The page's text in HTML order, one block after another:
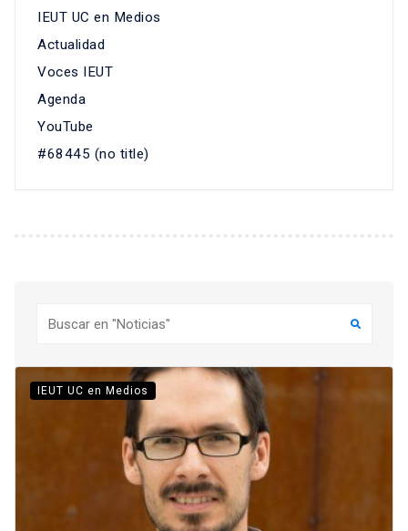
IEUT UC en Medios
Actualidad
Voces IEUT
Agenda
YouTube
#68445 (no title)
IEUT UC en Medios